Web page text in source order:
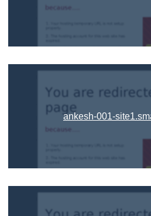
ankesh-001-